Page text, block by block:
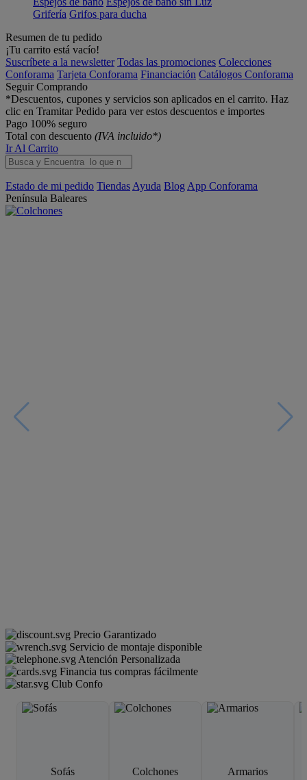
Grifería Grifos para ducha
Resumen de tu pedido
¡Tu carrito está vacío!
Suscríbete a la newsletter Todas las promociones Colecciones
Conforama Tarjeta Conforama Financiación Catálogos Conforama
Seguir Comprando
*Descuentos, cupones y servicios son aplicados en el carrito. Haz
clic en Tramitar Pedido para ver estos descuentos e importes
Pago 100% seguro
Total con descuento (IVA incluido*)
Ir Al Carrito
Estado de mi pedido Tiendas Ayuda Blog App Conforama
Península Baleares
Precio Garantizado
Servicio de montaje disponible
Atención Personalizada
Financia tus compras fácilmente
Club Confo
Sofás Colchones Armarios